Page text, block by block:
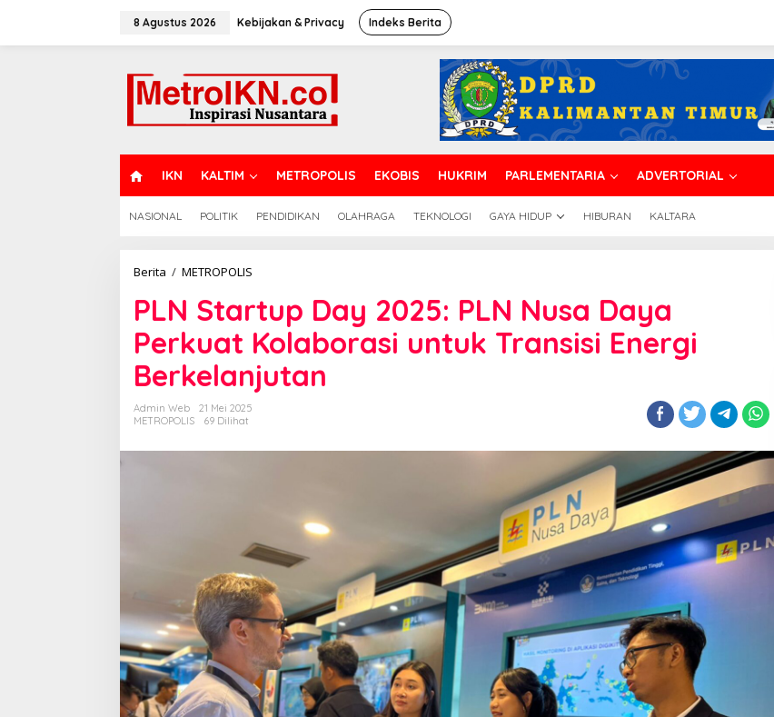
8 Agustus 2026 Kebijakan & Privacy Indeks Berita
O
M
IKN KALTIM METROPOLIS EKOBIS HUKRIM PARLEMENTARIA ADVERTORIAL
NASIONAL POLITIK PENDIDIKAN OLAHRAGA TEKNOLOGI GAYA HIDUP HIBURAN KALTARA
Berita / METROPOLIS
Day
2025:
PLN
Nusa
Daya
Perkuat
Energi
PLN Startup Day 2025: PLN Nusa Daya
Perkuat Kolaborasi untuk Transisi Energi
Berkelanjutan
Admin Web
21 Mei 2025
METROPOLIS
69 Dilihat